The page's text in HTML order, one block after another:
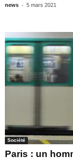
news - 5 mars 2021
Société
Paris : un